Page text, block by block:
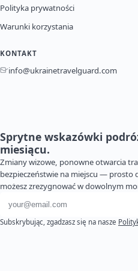
Polityka prywatności
Warunki korzystania
KONTAKT
info@ukrainetravelguard.com
Sprytne wskazówki
miesiącu.
Zmiany wizowe, ponowne otwarcia
bezpieczeństwie na miejscu — prosto
możesz zrezygnować w dowolnym
Adres e-mail
Subskrybując, zgadzasz się na nasze